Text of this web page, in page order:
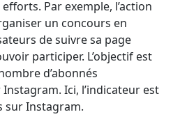
Par exemple, l’action
un concours en
de suivre sa page
participer. L’objectif est
d’abonnés
Ici, l’indicateur est
sur Instagram.